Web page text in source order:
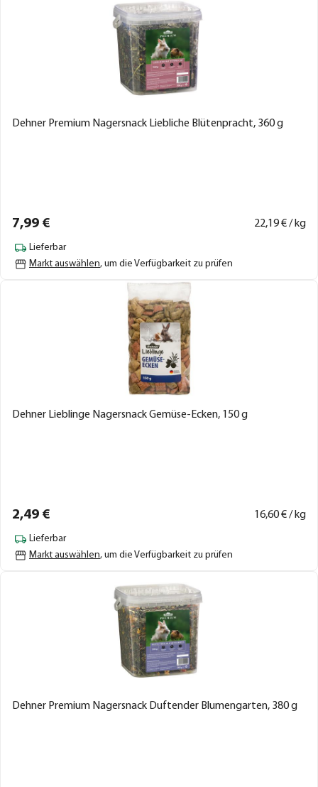
Dehner Premium Nagersnack Liebliche Blütenpracht, 360 g
7,99 € 22,19€ / kg
Lieferbar
Markt auswählen, um die Verfügbarkeit zu prüfen
Dehner Lieblinge Nagersnack Gemüse-Ecken, 150 g
2,49 € 16,60€ / kg
Lieferbar
Markt auswählen, um die Verfügbarkeit zu prüfen
Dehner Premium Nagersnack Duftender Blumengarten, 380 g